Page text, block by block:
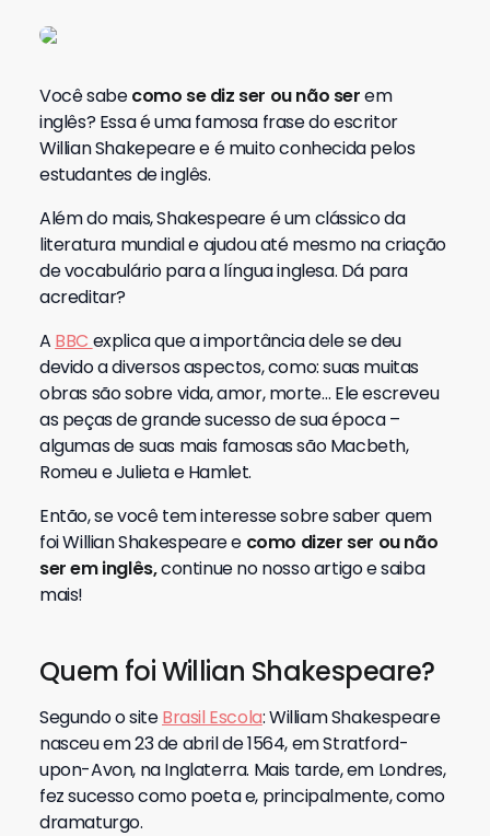
Você sabecomo se diz ser ou não serem
inglês? Essa é uma famosa frase do escritor
Willian Shakepeare e é muito conhecida pelos
estudantes de inglês.
Além do mais, Shakespeare é um clássico da
literatura mundial e ajudou até mesmo na criação
de vocabulário para a língua inglesa. Dá para
acreditar?
A BBC explica que a importância dele se deu
devido a diversos aspectos, como: suas muitas
obras são sobre vida, amor, morte… Ele escreveu
as peças de grande sucesso de sua época –
algumas de suas mais famosas são Macbeth,
Romeu e Julieta e Hamlet.
Então, se você tem interesse sobre saber quem
foi Willian Shakespeare e como dizer ser ou não
ser em inglês,continue no nosso artigo e saiba
mais!
Quem foi Willian Shakespeare?
Segundo o siteBrasil Escola: William Shakespeare
nasceu em 23 de abril de 1564, em Stratford-
upon-Avon, na Inglaterra. Mais tarde, em Londres,
fez sucesso como poeta e, principalmente, como
dramaturgo.